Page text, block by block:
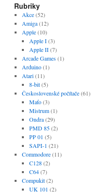
Rubriky
Akce(52)
Amiga(12)
Apple(10)
Apple I(3)
Apple II(7)
Arcade Games(1)
Arduino(1)
Atari(11)
8-bit(5)
Československé počítače(61)
Maťo(3)
Mistrum(1)
Ondra(29)
PMD 85(2)
PP 01 (5)
SAPI-1 (21)
Commodore(11)
C128(2)
C64(7)
Compukit(2)
UK 101 (2)